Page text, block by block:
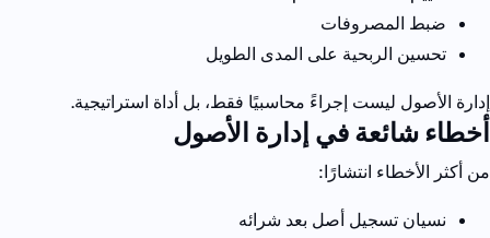
ضبط المصروفات
تحسين الربحية على المدى الطويل
إدارة الأصول ليست إجراءً محاسبيًا فقط، بل أداة استراتيجية.
أخطاء شائعة في إدارة الأصول
من أكثر الأخطاء انتشارًا:
نسيان تسجيل أصل بعد شرائه